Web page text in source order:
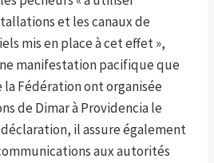
et les canaux de
mis en place à cet effet »,
manifestation pacifique que
Fédération ont organisée
de Dimar à Providencia le
déclaration, il assure également
aux autorités